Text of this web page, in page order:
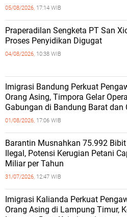
05/08/2026, 17:14 WIB
Praperadilan Sengketa PT San
Proses Penyidikan Digugat
04/08/2026, 10:38 WIB
Imigrasi Bandung Perkuat
Orang Asing, Timpora Gelar
Gabungan di Bandung Barat dan
01/08/2026, 17:06 WIB
Barantin Musnahkan 75.992
Ilegal, Potensi Kerugian Petani
Miliar per Tahun
31/07/2026, 12:47 WIB
Imigrasi Kalianda Perkuat
Orang Asing di Lampung Timur,